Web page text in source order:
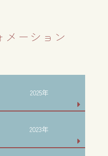
メーション
2025年
2023年